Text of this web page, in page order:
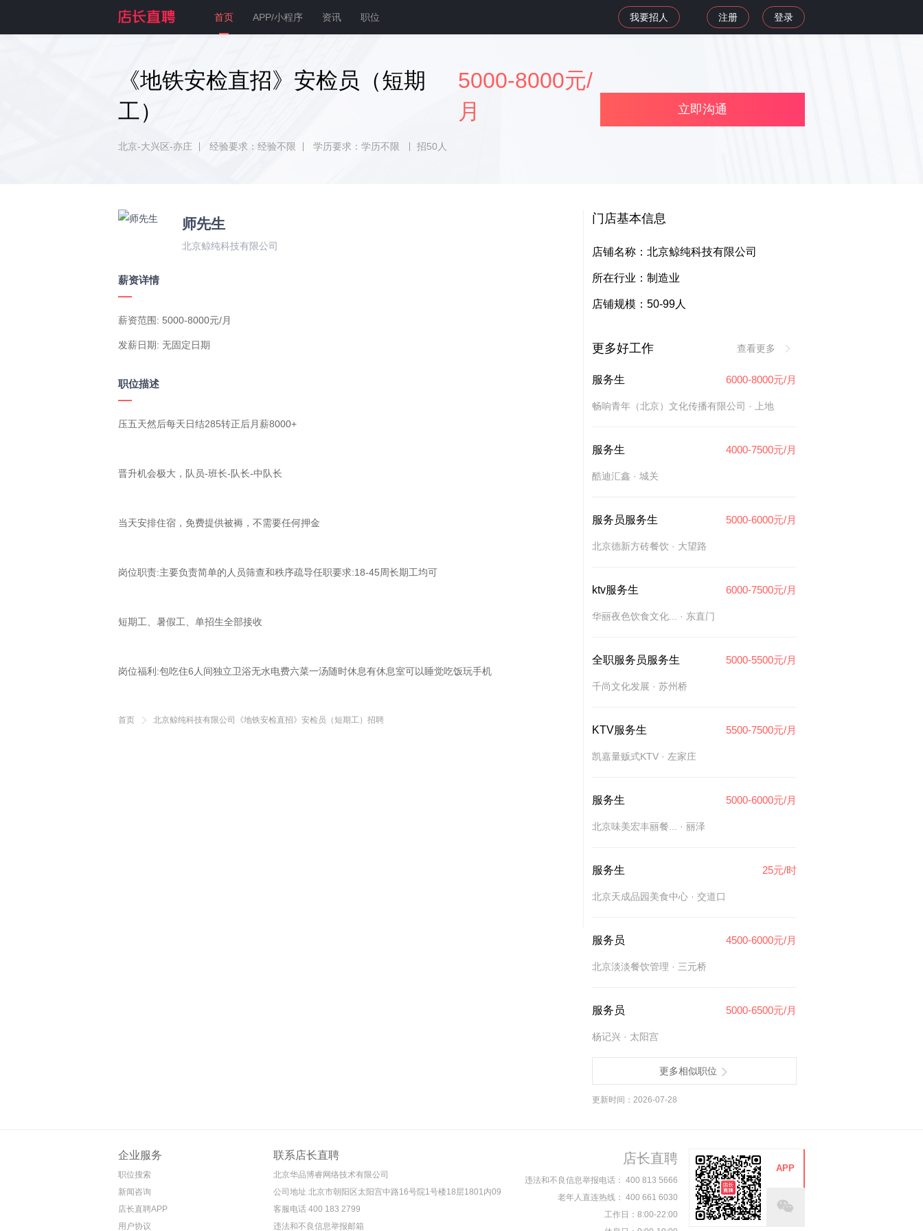
首页 APP/小程序 资讯 职位 我要招人 注册 登录
《地铁安检直招》安检员（短期
工）
5000-8000元/
月
北京-大兴区-亦庄 经验要求：经验不限 学历要求：学历不限 招50人
立即沟通
师先生
北京鲸纯科技有限公司
薪资详情
薪资范围: 5000-8000元/月
发薪日期: 无固定日期
职位描述
压五天然后每天日结285转正后月薪8000+
晋升机会极大，队员-班长-队长-中队长
当天安排住宿，免费提供被褥，不需要任何押金
岗位职责:主要负责简单的人员筛查和秩序疏导任职要求:18-45周长期工均可
短期工、暑假工、单招生全部接收
岗位福利:包吃住6人间独立卫浴无水电费六菜一汤随时休息有休息室可以睡觉吃饭玩手机
首页 北京鲸纯科技有限公司《地铁安检直招》安检员（短期工）招聘
门店基本信息
店铺名称：北京鲸纯科技有限公司
所在行业：制造业
店铺规模：50-99人
更多好工作 查看更多
服务生 6000-8000元/月
畅响青年（北京）文化传播有限公司 · 上地
服务生 4000-7500元/月
酷迪汇鑫 · 城关
服务员服务生 5000-6000元/月
北京德新方砖餐饮 · 大望路
ktv服务生 6000-7500元/月
华丽夜色饮食文化... · 东直门
全职服务员服务生 5000-5500元/月
千尚文化发展 · 苏州桥
KTV服务生 5500-7500元/月
凯嘉量贩式KTV · 左家庄
服务生 5000-6000元/月
北京味美宏丰丽餐... · 丽泽
服务生 25元/时
北京天成品园美食中心 · 交道口
服务员 4500-6000元/月
北京淡淡餐饮管理 · 三元桥
服务员 5000-6500元/月
杨记兴 · 太阳宫
更多相似职位
更新时间：2026-07-28
店长直聘
违法和不良信息举报电话： 400 813 5666
老年人直连热线： 400 661 6030
工作日：8:00-22:00
APP
企业服务
职位搜索
新闻咨询
店长直聘APP
用户协议
联系店长直聘
北京华品博睿网络技术有限公司
公司地址 北京市朝阳区太阳宫中路16号院1号楼18层1801内09
客服电话 400 183 2799
违法和不良信息举报邮箱